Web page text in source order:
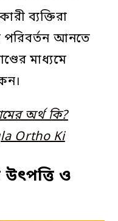
ব্যক্তিরা
পরিবর্তন আনতে
মাধ্যমে
অর্থ কি?
Ortho Ki
ও